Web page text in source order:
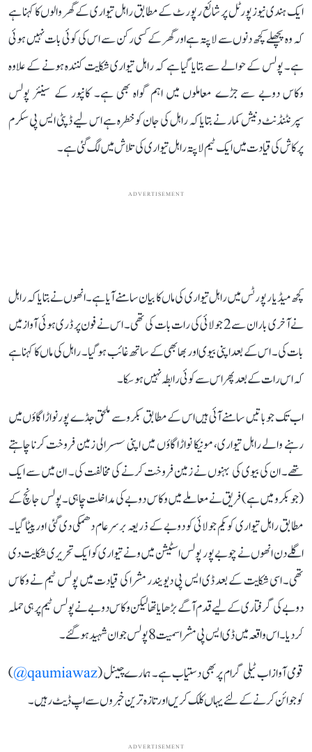
ایک ہندی نیوز پورٹل پر شائع رپورٹ کے مطابق راہل تیواری کے گھر والوں کا کہنا ہے
کہ وہ پچھلے کچھ دنوں سے لاپتہ ہے اور گھر کے کسی رکن سے اس کی کوئی بات نہیں ہوئی
ہے۔ پولس کے حوالے سے بتایا گیا ہے کہ راہل تیواری شکایت کنندہ ہونے کے علاوہ
وکاس دوبے سے جڑے معاملوں میں اہم گواہ بھی ہے۔ کانپور کے سینئر پولس
سپرنٹنڈنٹ دنیش کمار نے بتایا کہ راہل کی جان کو خطرہ ہے اس لیے ڈپٹی ایس پی سکرم
پرکاش کی قیادت میں ایک ٹیم لاپتہ راہل تیواری کی تلاش میں لگ گئی ہے۔
ADVERTISEMENT
کچھ میڈیا رپورٹس میں راہل تیواری کی ماں کا بیان سامنے آیا ہے۔ انھوں نے بتایا کہ راہل
نے آخری بار ان سے 2 جولائی کی رات بات کی تھی۔ اس نے فون پر ڈری ہوئی آواز میں
بات کی۔ اس کے بعد اپنی بیوی اور بھابھی کے ساتھ غائب ہو گیا۔ راہل کی ماں کا کہنا ہے
کہ اس رات کے بعد پھر اس سے کوئی رابطہ نہیں ہو سکا۔
اب تک جو باتیں سامنے آئی ہیں اس کے مطابق بکرو سے ملحق جڈے پور نواڑا گاؤں میں
رہنے والے راہل تیواری، مونیکا نواڑا گاؤں میں اپنی سسرالی زمین فروخت کرنا چاہتے
تھے۔ ان کی بیوی کی بہنوں نے زمین فروخت کرنے کی مخالفت کی۔ ان میں سے ایک
(جو بکرو میں ہے) فریق نے معاملے میں وکاس دوبے کی مداخلت چاہی۔ پولس جانچ کے
مطابق راہل تیواری کو یکم جولائی کو دوبے کے ذریعہ برسرعام دھمکی دی گئی اور پیٹا گیا۔
اگلے دن انھوں نے چوبے پور پولس اسٹیشن میں ونے تیواری کو ایک تحریری شکایت دی
تھی۔ اسی شکایت کے بعد ڈی ایس پی دیویندر مشرا کی قیادت میں پولس ٹیم نے وکاس
دوبے کی گرفتاری کے لیے قدم آگے بڑھایا تھا لیکن وکاس دوبے نے پولس ٹیم پر ہی حملہ
کر دیا۔ اس واقعہ میں ڈی ایس پی مشرا سمیت 8 پولس جوان شہید ہو گئے۔
قومی آواز اب ٹیلی گرام پر بھی دستیاب ہے۔ ہمارے چینل (qaumiawaz@
)
کو جوائن کرنے کے لئے یہاں کلک کریں اور تازہ ترین خبروں سے اپ ڈیٹ رہیں۔
ADVERTISEMENT